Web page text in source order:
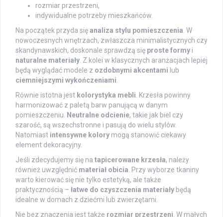
rozmiar przestrzeni,
indywidualne potrzeby mieszkańców.
Na początek przyda sięanaliza stylu pomieszczenia . W
nowoczesnych wnętrzach, zwłaszcza minimalistycznych czy
skandynawskich, doskonale sprawdzą się proste formy i
naturalne materiały . Z kolei w klasycznych aranżacjach lepiej
będą wyglądać modele z ozdobnymi akcentami lub
ciemniejszymi wykończeniami
Równie istotna jest kolorystyka mebli . Krzesła powinny
harmonizować z paletą barw panującą w danym
pomieszczeniu.
Neutralne odcienie, takie jak biel czy
szarość, są wszechstronne i pasują do wielu stylów.
Natomiast intensywne kolory mogą stanowić ciekawy
element dekoracyjny.
Jeśli zdecydujemy się na tapicerowane krzesła, należy
również uwzględnić materiał obicia . Przy wyborze tkaniny
warto kierować się nie tylko estetyką, ale także
praktycznością – łatwe do czyszczenia materiały będą
idealne w domach z dziećmi lub zwierzętami.
Nie bez znaczenia jest także rozmiar przestrzeni . W małych